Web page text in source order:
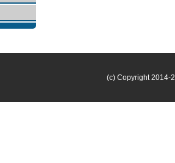
(c) Copyright 2014-